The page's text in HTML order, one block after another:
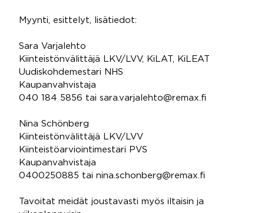
Myynti, esittelyt, lisätiedot:
Sara Varjalehto
Kiinteistönvälittäjä LKV/LVV, KiLAT, KiLEAT
Uudiskohdemestari NHS
Kaupanvahvistaja
040 184 5856 tai sara.varjalehto@remax.fi
Nina Schönberg
Kiinteistönvälittäjä LKV/LVV
Kiinteistöarviointimestari PVS
Kaupanvahvistaja
0400250885 tai nina.schonberg@remax.fi
Tavoitat meidät joustavasti myös iltaisin ja